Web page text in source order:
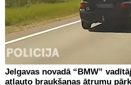
Jelgavas novadā “BMW”
atļauto braukšanas ātrumu